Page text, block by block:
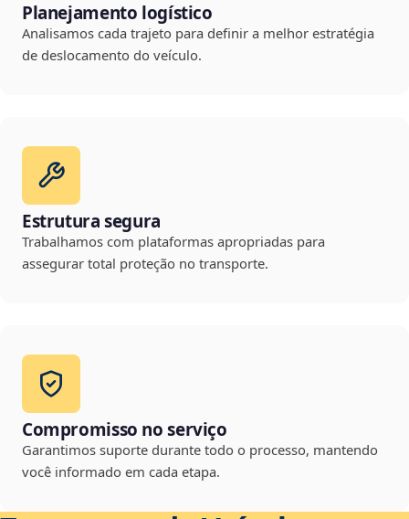
Planejamento logístico
Analisamos cada trajeto para definir a melhor estratégia
de deslocamento do veículo.
Estrutura segura
Trabalhamos com plataformas apropriadas para
assegurar total proteção no transporte.
Compromisso no serviço
Garantimos suporte durante todo o processo, mantendo
você informado em cada etapa.